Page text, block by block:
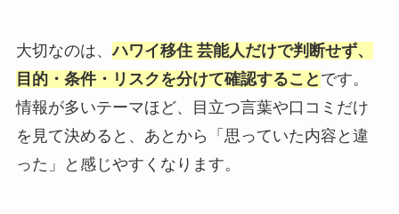
大切なのは、ハワイ移住 芸能人だけで判断せず、
目的・条件・リスクを分けて確認すること です。
情報が多いテーマほど、目立つ言葉や口コミだけ
を見て決めると、あとから「思っていた内容と違
った」と感じやすくなります。